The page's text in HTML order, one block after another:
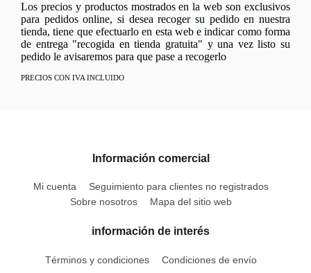
Los precios y productos mostrados en la web son exclusivos
para pedidos online, si desea recoger su pedido en nuestra
tienda, tiene que efectuarlo en esta web e indicar como forma
de entrega "recogida en tienda gratuita" y una vez listo su
pedido le avisaremos para que pase a recogerlo
PRECIOS CON IVA INCLUIDO
Información comercial
Mi cuenta
Seguimiento para clientes no registrados
Sobre nosotros
Mapa del sitio web
información de interés
Términos y condiciones Condiciones de envío